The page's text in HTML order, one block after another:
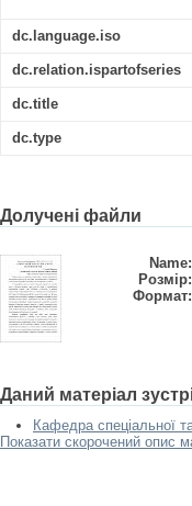
dc.language.iso
dc.relation.ispartofseries
dc.title
dc.type
Долучені файли
Name:
Розмір:
Формат:
Даний матеріал
Кафедра спеціальної
Показати скорочений опис